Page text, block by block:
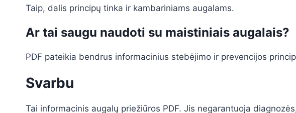
Taip, dalis principų tinka ir kambariniams augalams.
Ar tai saugu naudoti su maistiniais augalais?
PDF pateikia bendrus informacinius stebėjimo ir prevencijos
Svarbu
Tai informacinis augalų priežiūros PDF. Jis negarantuoja